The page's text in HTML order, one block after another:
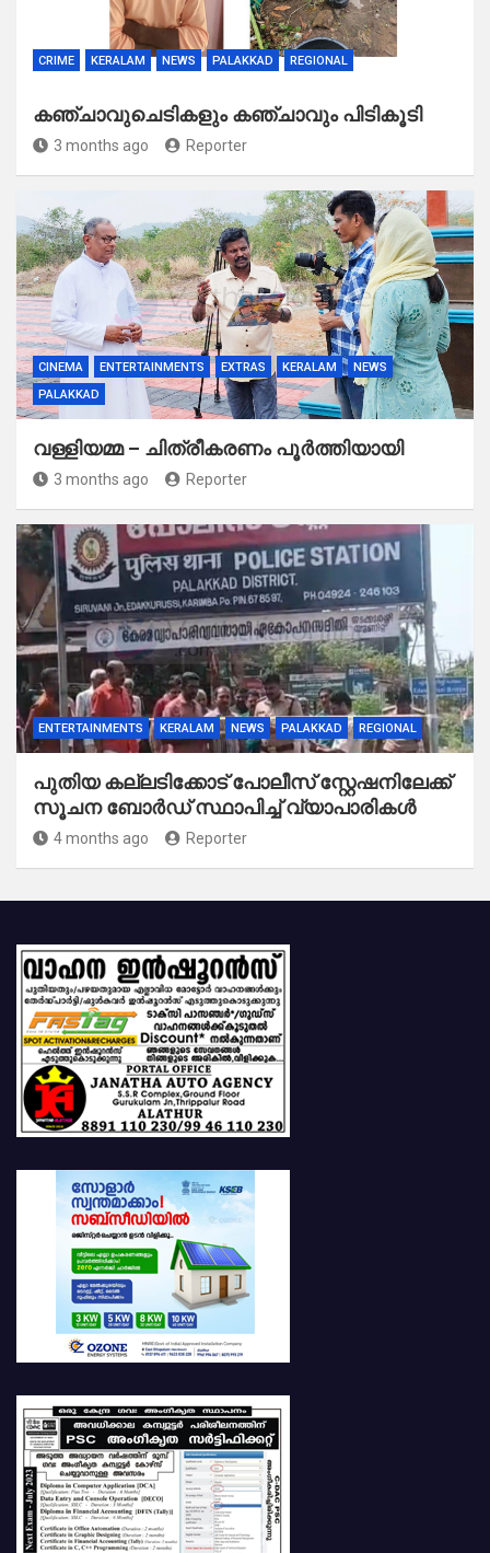
CRIME KERALAM NEWS PALAKKAD REGIONAL
കഞ്ചാവുചെടികളും കഞ്ചാവും പിടികൂടി
3 months ago Reporter
CINEMA ENTERTAINMENTS EXTRAS KERALAM
NEWS
PALAKKAD
വള്ളിയമ്മ – ചിത്രീകരണം പൂർത്തിയായി
3 months ago Reporter
ENTERTAINMENTS KERALAM NEWS PALAKKAD REGIONAL
പുതിയ കല്ലടിക്കോട് പോലീസ് സ്റ്റേഷനിലേക്ക്
സൂചന ബോർഡ് സ്ഥാപിച്ച് വ്യാപാരികൾ
4 months ago Reporter